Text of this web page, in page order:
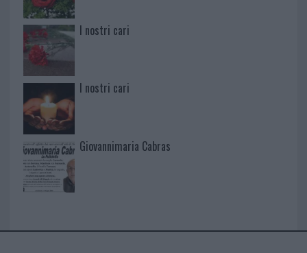
I nostri cari
I nostri cari
Giovannimaria Cabras